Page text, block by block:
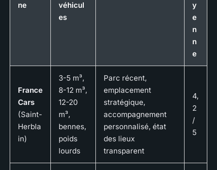
ne
véhicul
es
y
e
n
n
e
France
Cars
(Saint-
Herbla
in)
3-5 m³,
8-12 m³,
12-20
m³,
bennes,
poids
lourds
Parc récent,
emplacement
stratégique,
accompagnement
personnalisé, état
des lieux
transparent
4,
2
/
5